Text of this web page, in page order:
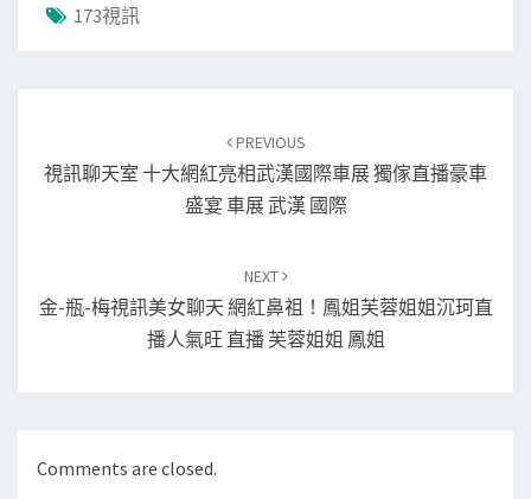
173視訊
PREVIOUS
視訊聊天室 十大網紅亮相武漢國際車展 獨傢直播豪車
盛宴 車展 武漢 國際
NEXT
金-瓶-梅視訊美女聊天 網紅鼻祖！鳳姐芙蓉姐姐沉珂直
播人氣旺 直播 芙蓉姐姐 鳳姐
Comments are closed.